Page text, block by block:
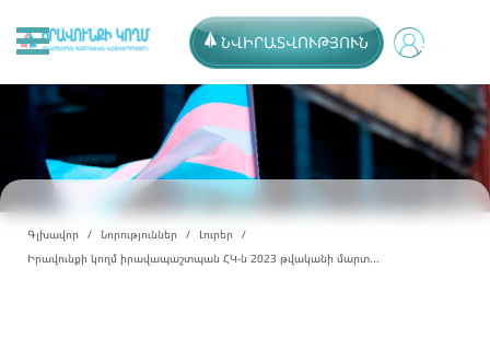
ՆՎԻՐԱՏՎՈՒԹՅՈՒՆ
Գլխավոր Նորություններ
Լուրեր
Իրավունքի կողմ իրավապաշտպան ՀԿ-ն 2023 թվականի մարտ...